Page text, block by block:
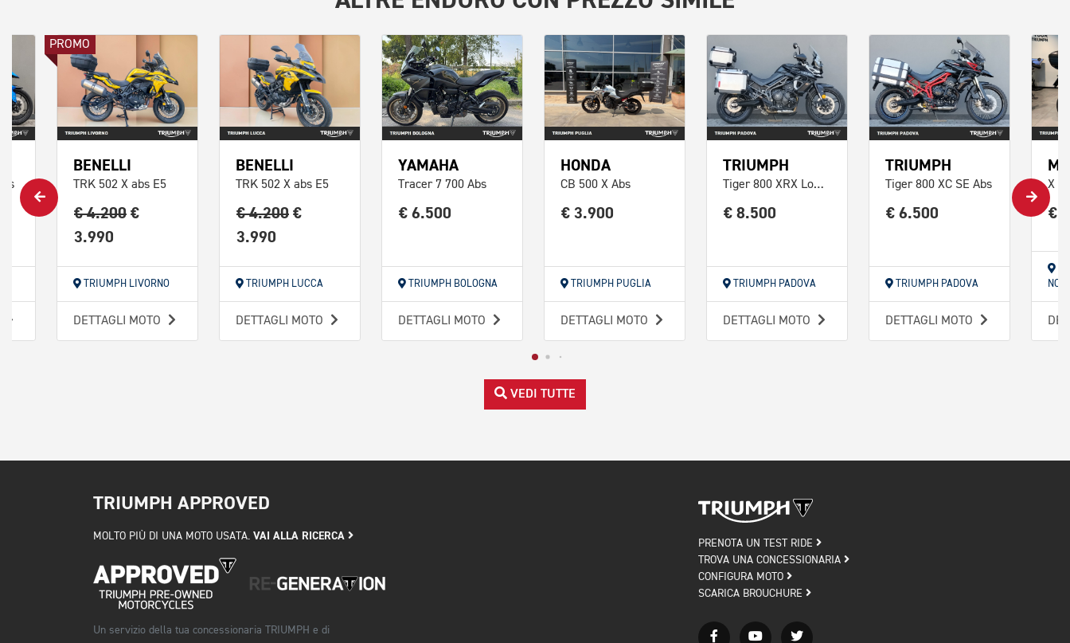
PROMO
BENELLI
TRK 502 X abs E5
€ 4.200 €
3.990
TRIUMPH LIVORNO
DETTAGLI MOTO
BENELLI
TRK 502 X abs E5
€ 4.200 €
3.990
TRIUMPH LUCCA
DETTAGLI MOTO
YAMAHA
Tracer 7 700 Abs
€ 6.500
TRIUMPH BOLOGNA
DETTAGLI MOTO
HONDA
CB 500 X Abs
€ 3.900
TRIUMPH PUGLIA
DETTAGLI MOTO
TRIUMPH
Tiger 800 XRX Low Abs
€ 8.500
TRIUMPH PADOVA
DETTAGLI MOTO
TRIUMPH
Tiger 800 XC SE Abs
€ 6.500
TRIUMPH PADOVA
DETTAGLI MOTO
€
VEDI TUTTE
TRIUMPH APPROVED
MOLTO PIÙ DI UNA MOTO USATA. VAI ALLA RICERCA
Un servizio della tua concessionaria TRIUMPH e di
PRENOTA UN TEST RIDE
TROVA UNA CONCESSIONARIA
CONFIGURA MOTO
SCARICA BROUCHURE